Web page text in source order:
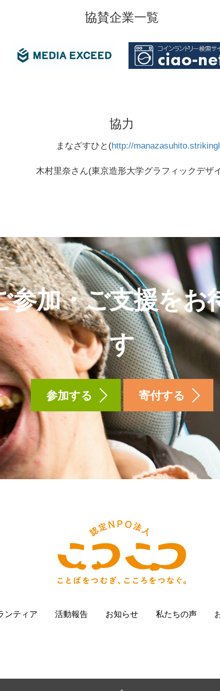
協賛企業一覧
協力
まなざすひと(http://
木村里奈さん(東京造形大学グラフィックデザ
参加・ご支援をお
す
参加する 寄付する
ンティア 活動報告 お知らせ 私たちの声